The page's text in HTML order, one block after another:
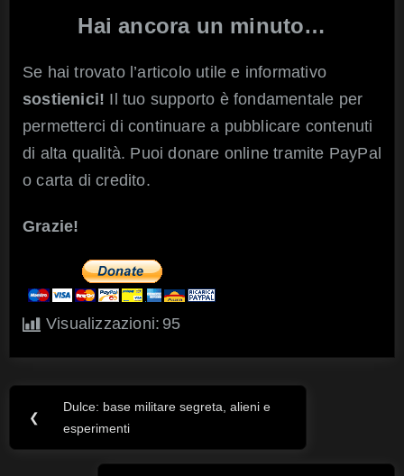
Hai ancora un minuto…
Se hai trovato l’articolo utile e informativo
sostienici! Il tuo supporto è fondamentale per
permetterci di continuare a pubblicare contenuti
di alta qualità. Puoi donare online tramite PayPal
o carta di credito.
Grazie!
Visualizzazioni: 95
Navigazione
articoli
❮
Previous
Post:
Dulce: base militare segreta, alieni e
esperimenti